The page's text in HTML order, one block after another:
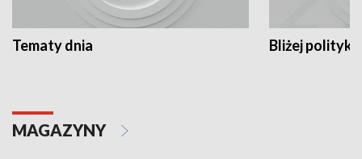
Tematy dnia Bliżej polityki
MAGAZYNY